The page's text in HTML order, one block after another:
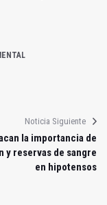
Noticia Siguiente
la importancia de
y reservas de sangre
en hipotensos